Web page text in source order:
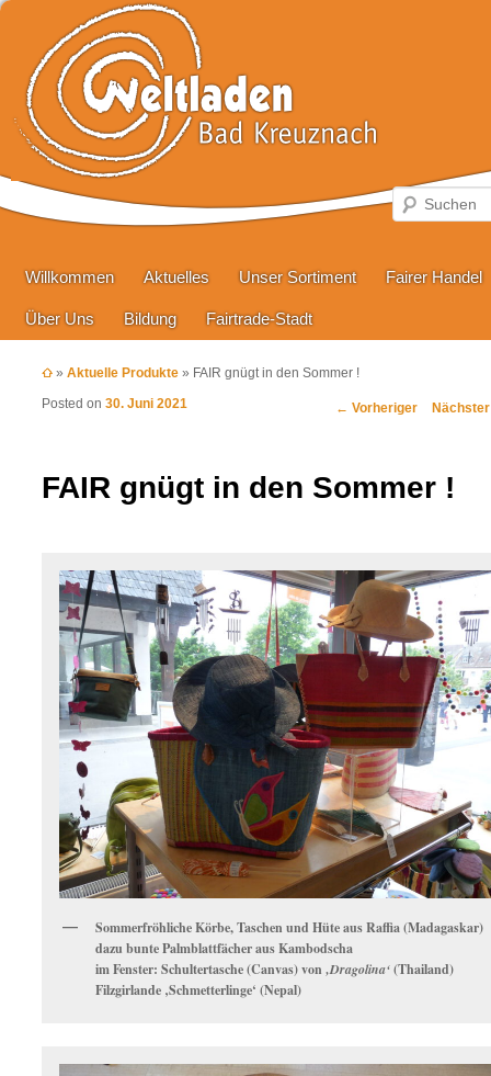
Hauptmenü
Zum primären Inhalt springen
Zum sekundären Inhalt springen
Willkommen Aktuelles Unser Sortiment Fairer Handel
Über Uns Bildung Fairtrade-Stadt
» Aktuelle Produkte » FAIR gnügt in den Sommer !
Beitragsnavigation
← Vorheriger
FAIR gnügt in den Sommer !
Posted on 30. Juni 2021
Sommerfröhliche Körbe, Taschen und Hüte aus Raffia (Madagaskar)
dazu bunte Palmblattfächer aus Kambodscha
im Fenster: Schultertasche (Canvas) von ‚Dragolina‘(Thailand)
Filzgirlande ‚Schmetterlinge‘ (Nepal)